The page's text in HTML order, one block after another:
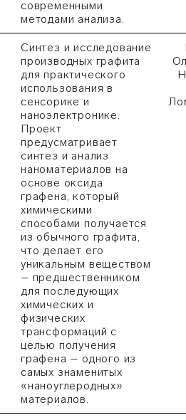
современными
методами анализа.
Синтез и исследование
производных графита
для практического
использования в
сенсорике и
наноэлектронике.
Проект
предусматривает
синтез и анализ
наноматериалов на
основе оксида
графена, который
химическими
способами получается
из обычного графита,
что делает его
уникальным веществом
– предшественником
для последующих
химических и
физических
трансформаций с
целью получения
графена – одного из
самых знаменитых
«наноуглеродных»
материалов.